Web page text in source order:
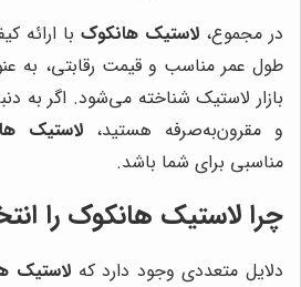
در مجموع، لاستیک هانکوک با ارائه
طول عمر مناسب و قیمت رقابتی، به
بازار لاستیک شناخته می‌شود. اگر به
و مقرون‌به‌صرفه هستید، لاستیک
مناسبی برای شما باشد.
چرا لاستیک هانکوک را
دلایل متعددی وجود دارد که لاستیک